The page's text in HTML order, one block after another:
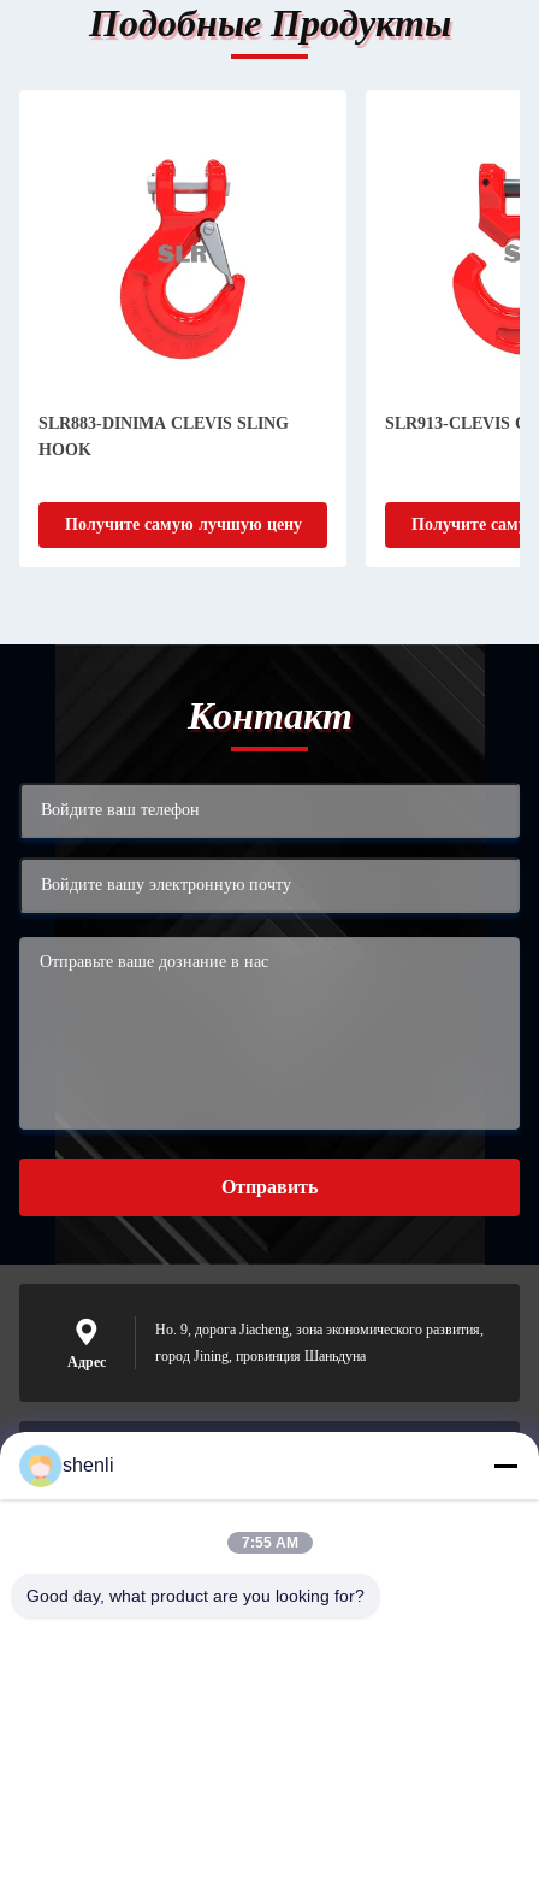
Подобные Продукты
SLR883-DINIMA CLEVIS SLING
HOOK
Получите самую лучшую цену
SLR913-CLEVIS C
Получите
Контакт
Отправить
Адрес
Но. 9, дорога Jiacheng, зона экономического развития,
город Jining, провинция Шаньдуна
Электронная
shenli
7:55 AM
Good day, what product are you looking for?